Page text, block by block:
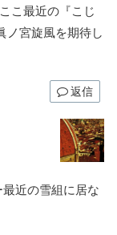
こ最近の『こじ
ノ宮旋風を期待し
返信
近の雪組に居な